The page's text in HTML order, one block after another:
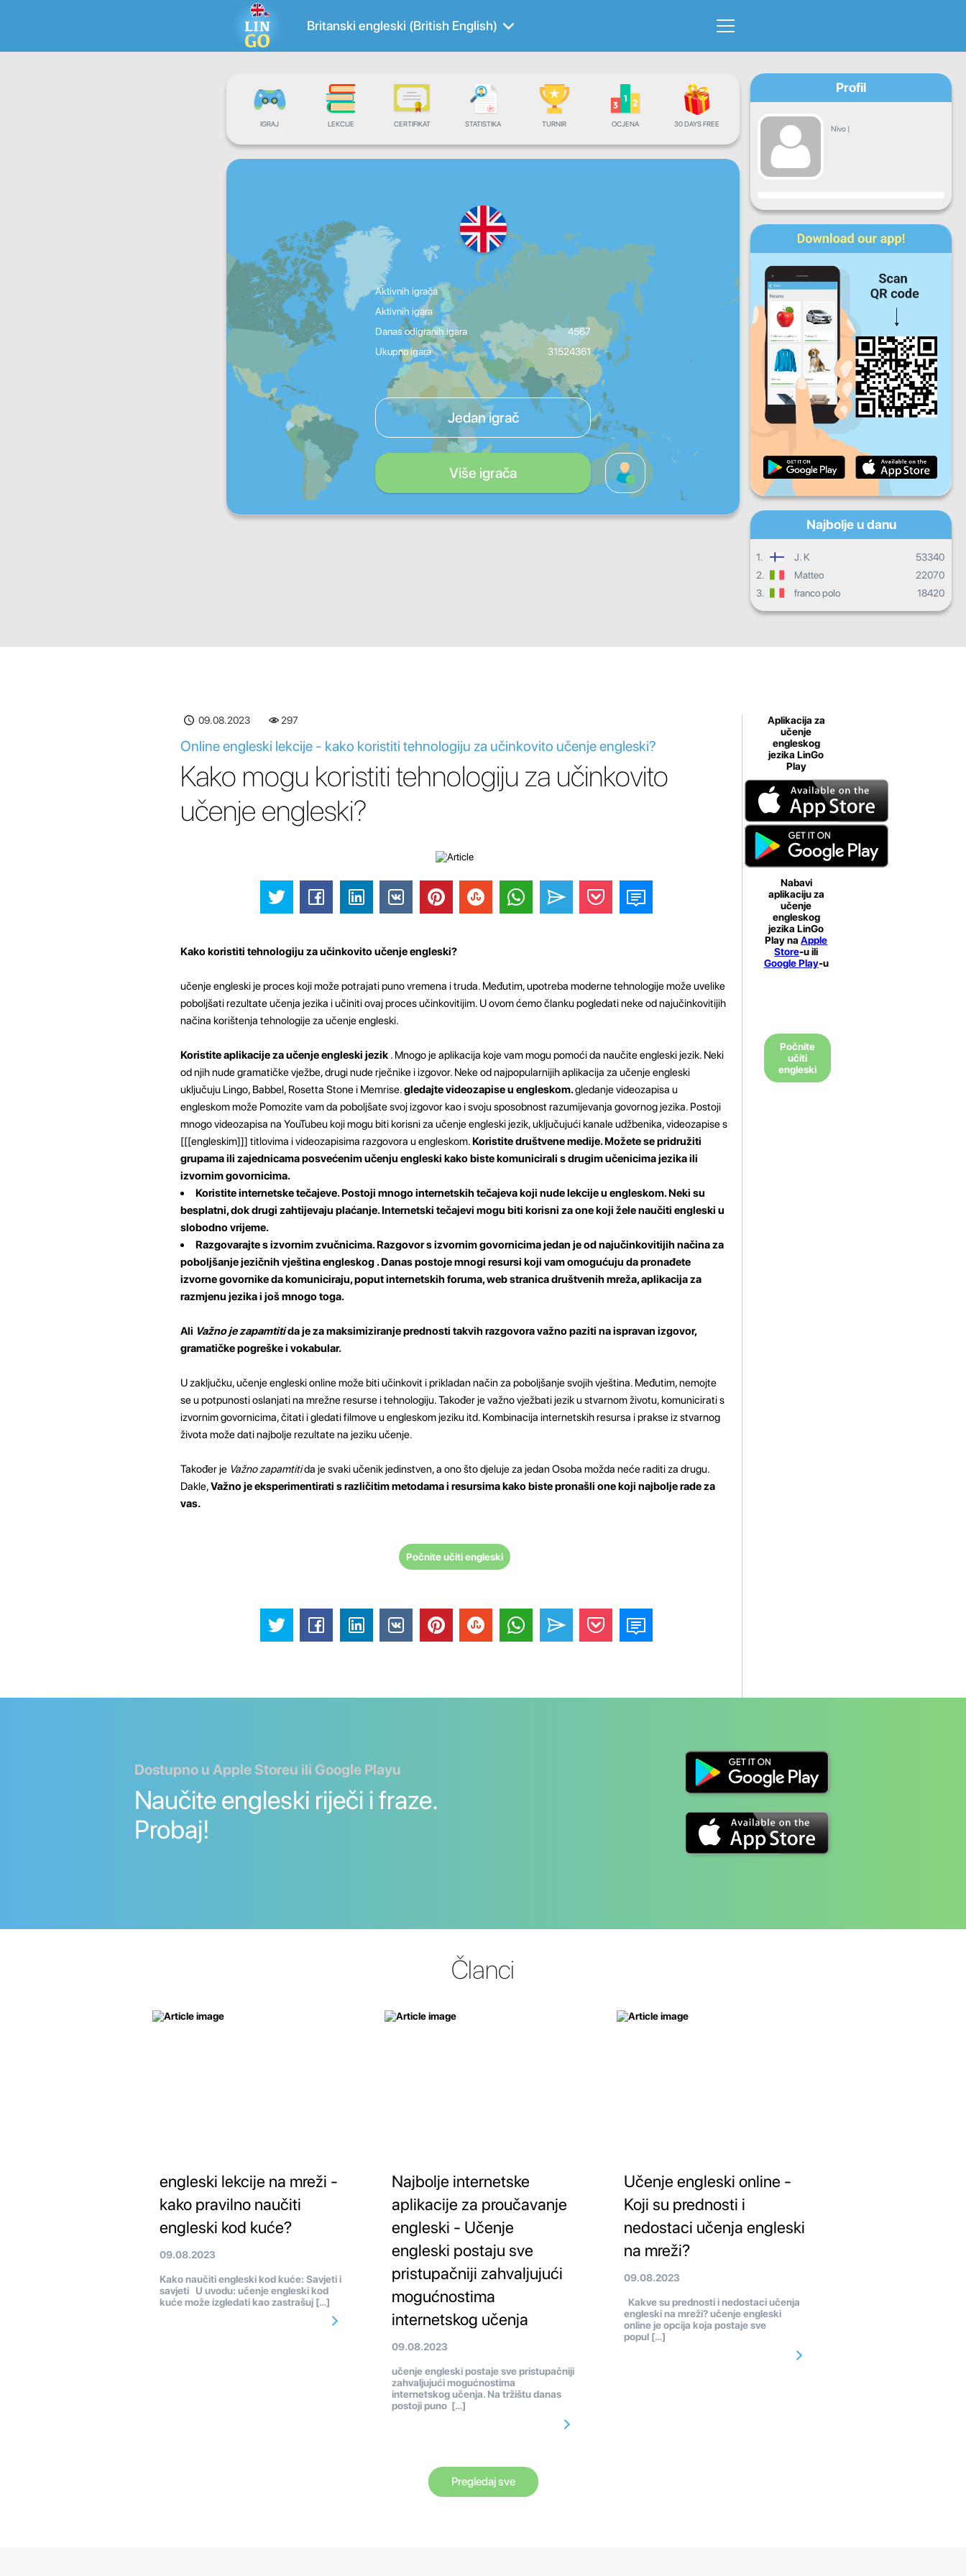
Britanski engleski (British English)
IGRAJ LEKCIJE CERTIFIKAT STATISTIKA TURNIR OCJENA 30 DAYS FREE
Aktivnih igrača
Aktivnih igara
Danas odigranih igara
4567
Ukupno igara
31524361
Jedan igrač
Više igrača
Profil
Nivo |
Napredak
Pon Sri Čet
Sub Ned
Dnevni progres
Mjesečni progres
Ukupni progres
Najbolje u danu
1. J. K
53340
2.
Matteo
22070
3.
franco polo 18420
09.08.2023 297
Online engleski lekcije - kako koristiti tehnologiju za učinkovito učenje engleski?
Kako mogu koristiti tehnologiju za učinkovito
učenje engleski?
Kako koristiti tehnologiju za učinkovito učenje engleski?
učenje engleski je proces koji može potrajati puno vremena i truda. Međutim, upotreba moderne tehnologije može uvelike
poboljšati rezultate učenja jezika i učiniti ovaj proces učinkovitijim. U ovom ćemo članku pogledati neke od najučinkovitijih
načina korištenja tehnologije za učenje engleski.
Koristite aplikacije za učenje engleski jezik . Mnogo je aplikacija koje vam mogu pomoći da naučite engleski jezik. Neki
od njih nude gramatičke vježbe, drugi nude rječnike i izgovor. Neke od najpopularnijih aplikacija za učenje engleski
uključuju Lingo, Babbel, Rosetta Stone i Memrise.gledajte videozapise u engleskom.gledanje videozapisa u
engleskom može Pomozite vam da poboljšate svoj izgovor kao i svoju sposobnost razumijevanja govornog jezika. Postoji
mnogo videozapisa na YouTubeu koji mogu biti korisni za učenje engleski jezik, uključujući kanale udžbenika, videozapise s
[[[engleskim]]] titlovima i videozapisima razgovora u engleskom.Koristite društvene medije. Možete se pridružiti
grupama ili zajednicama posvećenim učenju engleski kako biste komunicirali s drugim učenicima jezika ili
izvornim govornicima.
Koristite internetske tečajeve.Postoji mnogo internetskih tečajeva koji nude lekcije u engleskom. Neki su
besplatni, dok drugi zahtijevaju plaćanje. Internetski tečajevi mogu biti korisni za one koji žele naučiti engleski u
slobodno vrijeme.
Razgovarajte s izvornim zvučnicima.Razgovor s izvornim govornicima jedan je od najučinkovitijih načina za
poboljšanje jezičnih vještina engleskog . Danas postoje mnogi resursi koji vam omogućuju da pronađete
izvorne govornike da komuniciraju, poput internetskih foruma, web stranica društvenih mreža, aplikacija za
razmjenu jezika i još mnogo toga.
Ali Važno je zapamtitida je za maksimiziranje prednosti takvih razgovora važno paziti na ispravan izgovor,
gramatičke pogreške i vokabular.
U zaključku, učenje engleski online može biti učinkovit i prikladan način za poboljšanje svojih vještina. Međutim, nemojte
se u potpunosti oslanjati na mrežne resurse i tehnologiju. Također je važno vježbati jezik u stvarnom životu, komunicirati s
izvornim govornicima, čitati i gledati filmove u engleskom jeziku itd. Kombinacija internetskih resursa i prakse iz stvarnog
života može dati najbolje rezultate na jeziku učenje.
Također je Važno zapamtitida je svaki učenik jedinstven, a ono što djeluje za jedan Osoba možda neće raditi za drugu.
Dakle,Važno je eksperimentirati s različitim metodama i resursima kako biste pronašli one koji najbolje rade za
vas.
Počnite učiti engleski
Aplikacija za
učenje
engleskog
jezika LinGo
Play
Nabavi
aplikaciju za
učenje
engleskog
jezika LinGo
Play naApple
Store-u ili
Google Play-u
Počnite
učiti
engleski
Dostupno u Apple Storeu ili Google Playu
Naučite engleski riječi i fraze.
Probaj!
Članci
engleski lekcije na mreži -
kako pravilno naučiti
engleski kod kuće?
09.08.2023
Kako naučiti engleski kod kuće: Savjeti i
savjeti U uvodu: učenje engleski kod
kuće može izgledati kao zastrašuj […]
Najbolje internetske
aplikacije za proučavanje
engleski - Učenje
engleski postaju sve
pristupačniji zahvaljujući
mogućnostima
internetskog učenja
09.08.2023
učenje engleski postaje sve pristupačniji
zahvaljujući mogućnostima
internetskog učenja. Na tržištu danas
postoji puno […]
Učenje engleski online -
Koji su prednosti i
nedostaci učenja engleski
na mreži?
09.08.2023
Kakve su prednosti i nedostaci učenja
engleski na mreži? učenje engleski
online je opcija koja postaje sve
popul […]
Pregledaj sve